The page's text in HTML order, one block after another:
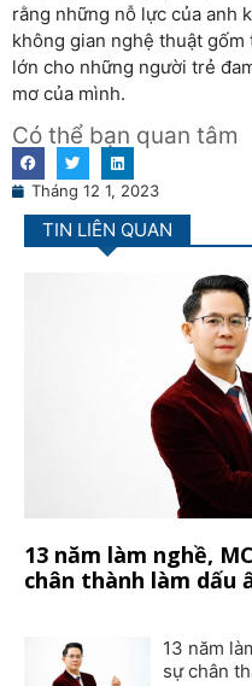
rằng những nỗ lực của anh
không gian nghệ thuật
lớn cho những người trẻ
mơ của mình.
Có thể bạn quan tâm
Tháng 12 1, 2023
TIN LIÊN QUAN
13 năm làm nghề,
chân thành làm dấu
13 năm
sự chân